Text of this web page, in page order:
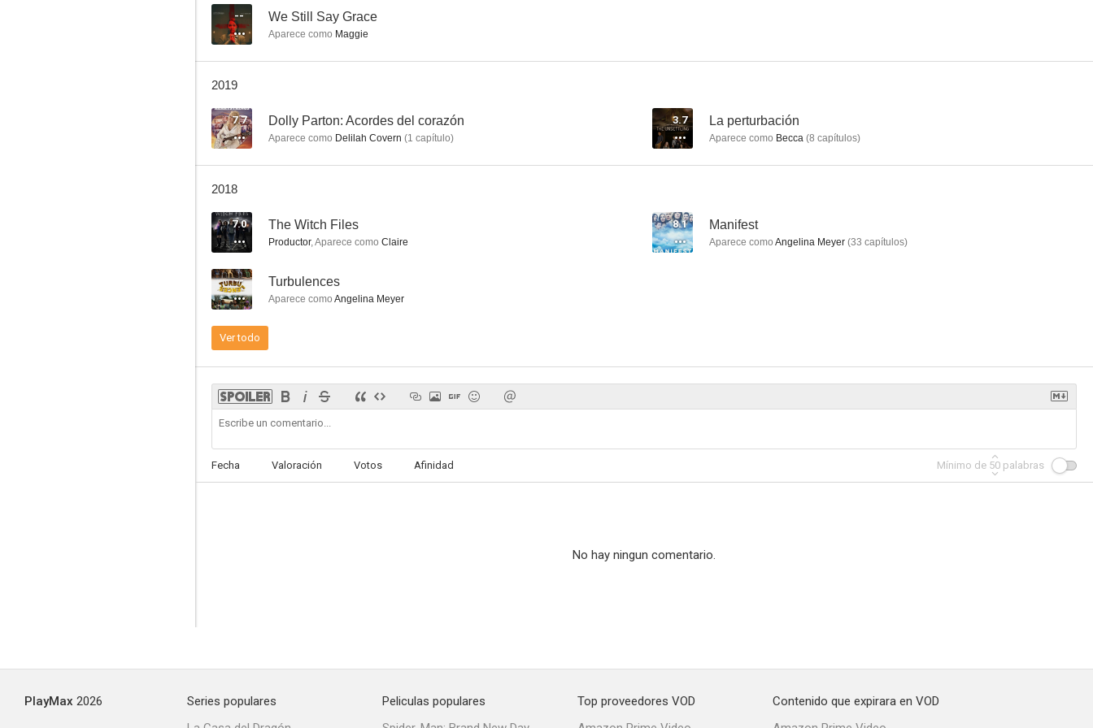
-- We Still Say Grace
Aparece como Maggie
2019
7.7 Dolly Parton: Acordes del corazón
Aparece como Delilah Covern (1 capítulo)
3.7 La perturbación
Aparece como Becca (8 capítulos)
2018
7.0 The Witch Files
Productor,Aparece como Claire
8.1 Manifest
Aparece como Angelina Meyer (33 capítulos)
-- Turbulences
Aparece como Angelina Meyer
Ver todo
Fecha Valoración Votos Afinidad Mínimo de 50 palabras
No hay ningun comentario.
PlayMax 2026
Series populares
Peliculas populares
Top proveedores VOD
Contenido que expirara en VOD